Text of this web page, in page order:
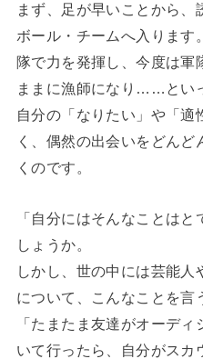
まず、足が早いことから、
ボール・チームへ入ります
隊で力を発揮し、今度は軍
ままに漁師になり……とい
自分の「なりたい」や「適
く、偶然の出会いをどん
くのです。
「自分にはそんなことは
しょうか。
しかし、世の中には芸能
について、こんなことを言
「たまたま友達がオーデ
いて行ったら、自分がスカ